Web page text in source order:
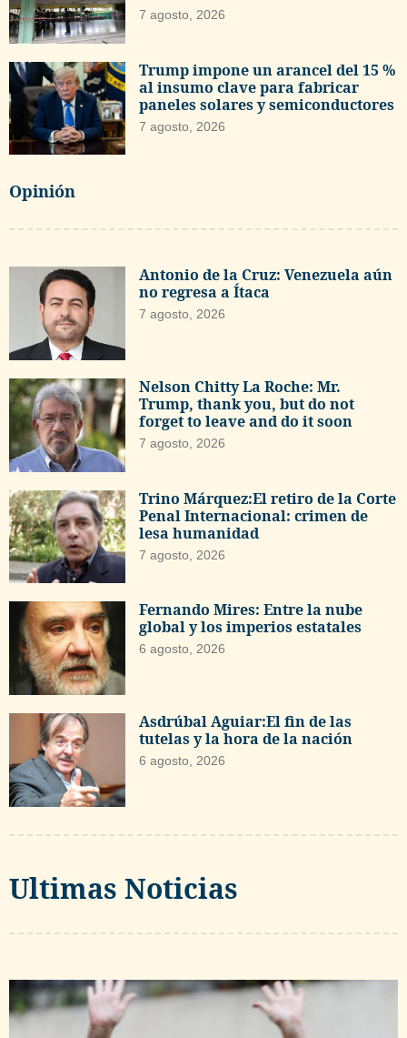
7 agosto, 2026
Trump impone un arancel del 15 %
al insumo clave para fabricar
paneles solares y semiconductores
7 agosto, 2026
Opinión
Antonio de la Cruz: Venezuela aún
no regresa a Ítaca
7 agosto, 2026
Nelson Chitty La Roche: Mr.
Trump, thank you, but do not
forget to leave and do it soon
7 agosto, 2026
Trino Márquez:El retiro de la Corte
Penal Internacional: crimen de
lesa humanidad
7 agosto, 2026
Fernando Mires: Entre la nube
global y los imperios estatales
6 agosto, 2026
Asdrúbal Aguiar:El fin de las
tutelas y la hora de la nación
6 agosto, 2026
Ultimas Noticias